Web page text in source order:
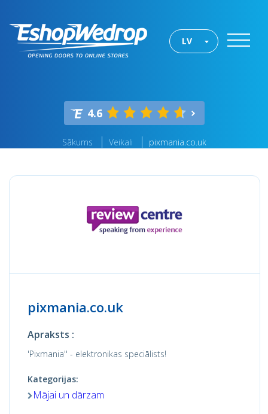
LV
4.6
Sākums Veikali pixmania.co.uk
pixmania.co.uk
Apraksts :
'Pixmania'' - elektronikas speciālists!
Kategorijas:
Mājai un dārzam